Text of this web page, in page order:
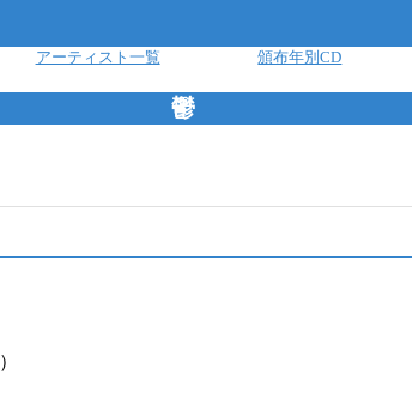
アーティスト一覧 頒布年別CD
鬱
）